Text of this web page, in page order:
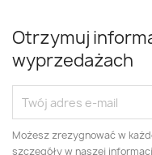
Otrzymuj
wyprzedażach
Możesz zrezygnować w
szczegóły w naszej